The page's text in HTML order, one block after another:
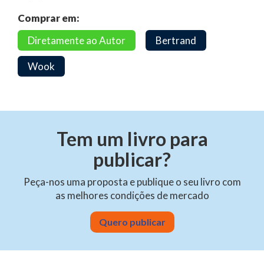
Comprar em:
Diretamente ao Autor
Bertrand
Wook
Tem um livro para
publicar?
Peça-nos uma proposta e publique o seu livro com
as melhores condições de mercado
Quero publicar